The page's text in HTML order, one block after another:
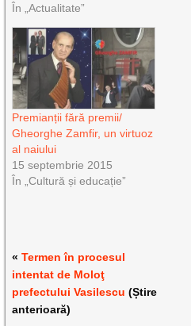
În „Actualitate”
Premianții fără premii/
Gheorghe Zamfir, un virtuoz
al naiului
15 septembrie 2015
În „Cultură și educație”
«Termen în procesul
intentat de Moloţ
prefectului Vasilescu (Știre
anterioară)